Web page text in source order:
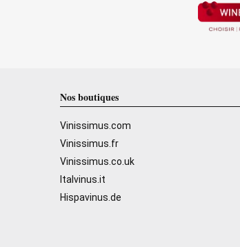
Nos boutiques
Vinissimus.com
Vinissimus.fr
Vinissimus.co.uk
Italvinus.it
Hispavinus.de